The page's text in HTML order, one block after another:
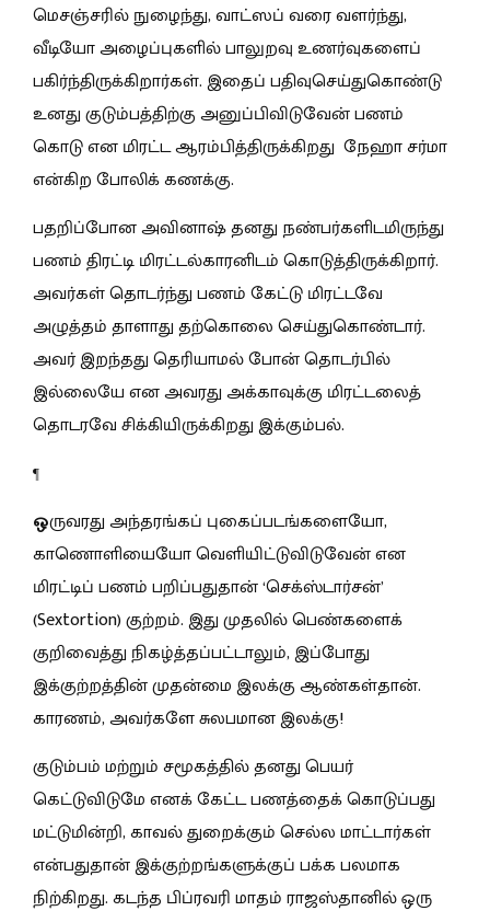
மெசஞ்சரில் நுழைந்து, வாட்ஸப் வரை வளர்ந்து,
வீடியோ அழைப்புகளில் பாலுறவு உணர்வுகளைப்
பகிர்ந்திருக்கிறார்கள். இதைப் பதிவுசெய்துகொண்டு
உனது குடும்பத்திற்கு அனுப்பிவிடுவேன் பணம்
கொடு என மிரட்ட ஆரம்பித்திருக்கிறது நேஹா சர்மா
என்கிற போலிக் கணக்கு.
பதறிப்போன அவினாஷ் தனது நண்பர்களிடமிருந்து
பணம் திரட்டி மிரட்டல்காரனிடம் கொடுத்திருக்கிறார்.
அவர்கள் தொடர்ந்து பணம் கேட்டு மிரட்டவே
அழுத்தம் தாளாது தற்கொலை செய்துகொண்டார்.
அவர் இறந்தது தெரியாமல் போன் தொடர்பில்
இல்லையே என அவரது அக்காவுக்கு மிரட்டலைத்
தொடரவே சிக்கியிருக்கிறது இக்கும்பல்.
¶
ஒருவரது அந்தரங்கப் புகைப்படங்களையோ,
காணொளியையோ வெளியிட்டுவிடுவேன் என
மிரட்டிப் பணம் பறிப்பதுதான் ‘செக்ஸ்டார்சன்’
(Sextortion) குற்றம். இது முதலில் பெண்களைக்
குறிவைத்து நிகழ்த்தப்பட்டாலும், இப்போது
இக்குற்றத்தின் முதன்மை இலக்கு ஆண்கள்தான்.
காரணம், அவர்களே சுலபமான இலக்கு!
குடும்பம் மற்றும் சமூகத்தில் தனது பெயர்
கெட்டுவிடுமே எனக் கேட்ட பணத்தைக் கொடுப்பது
மட்டுமின்றி, காவல் துறைக்கும் செல்ல மாட்டார்கள்
என்பதுதான் இக்குற்றங்களுக்குப் பக்க பலமாக
நிற்கிறது. கடந்த பிப்ரவரி மாதம் ராஜஸ்தானில் ஒரு